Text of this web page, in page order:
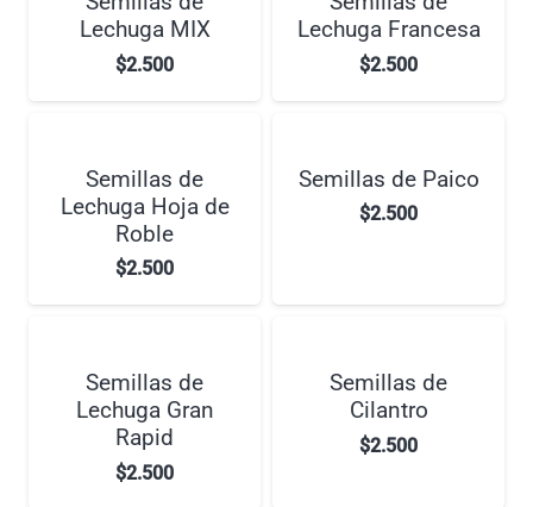
Lechuga MIX
$2.500
Lechuga Francesa
$2.500
Semillas de
Lechuga Hoja de
Roble
$2.500
Semillas de Paico
$2.500
Semillas de
Lechuga Gran
Rapid
$2.500
Semillas de
Cilantro
$2.500